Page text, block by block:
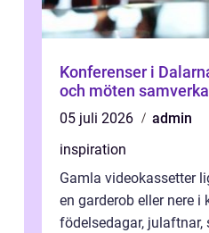
Konferenser i
och möten
05 juli 2026
admin
inspiration
Gamla videokassetter
en garderob eller nere i
födelsedagar,